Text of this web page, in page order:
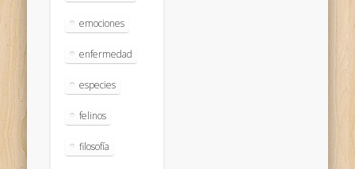
emociones
enfermedad
especies
felinos
filosofía